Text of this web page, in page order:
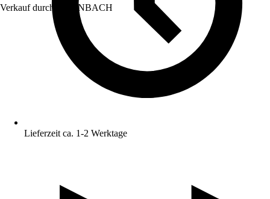
Verkauf durch: HORNBACH
Lieferzeit ca. 1-2 Werktage